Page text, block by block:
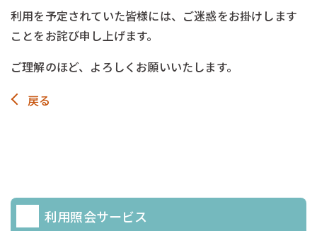
利用を予定されていた皆様には、ご迷惑をお掛けします
ことをお詫び申し上げます。
ご理解のほど、よろしくお願いいたします。
戻る
利用照会サービス